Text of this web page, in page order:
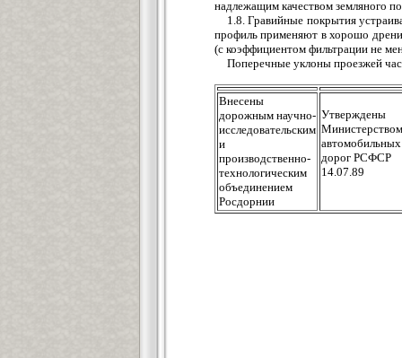
надлежащим качеством земляного
1.8. Гравийные покрытия
профиль применяют в хорошо
(с коэффициентом фильтрации не
Поперечные уклоны проезжей
Внесены
дорожным научно-
исследовательским
и
производственно-
технологическим
объединением
Росдорнии
Утверждены
Министерством
автомобильных
дорог РСФСР
14.07.89